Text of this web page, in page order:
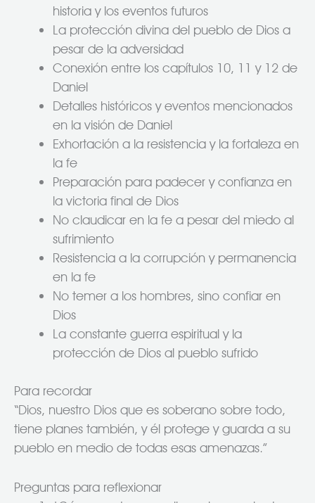
historia y los eventos futuros
La protección divina del pueblo de Dios a
pesar de la adversidad
Conexión entre los capítulos 10, 11 y 12 de
Daniel
Detalles históricos y eventos mencionados
en la visión de Daniel
Exhortación a la resistencia y la fortaleza en
la fe
Preparación para padecer y confianza en
la victoria final de Dios
No claudicar en la fe a pesar del miedo al
sufrimiento
Resistencia a la corrupción y permanencia
en la fe
No temer a los hombres, sino confiar en
Dios
La constante guerra espiritual y la
protección de Dios al pueblo sufrido
Para recordar
“Dios, nuestro Dios que es soberano sobre todo,
tiene planes también, y él protege y guarda a su
pueblo en medio de todas esas amenazas.”
Preguntas para reflexionar